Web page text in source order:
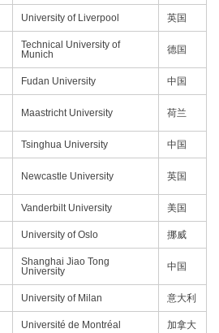
University of Liverpool 英国
Technical University of
Munich
德国
Fudan University 中国
Maastricht University 荷兰
Tsinghua University 中国
Newcastle University 英国
Vanderbilt University 美国
University of Oslo 挪威
Shanghai Jiao Tong
University
中国
University of Milan 意大利
Université de Montréal 加拿大